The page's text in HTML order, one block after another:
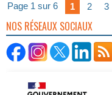
Page 1 sur 6 1 2 3
NOS RÉSEAUX SOCIAUX